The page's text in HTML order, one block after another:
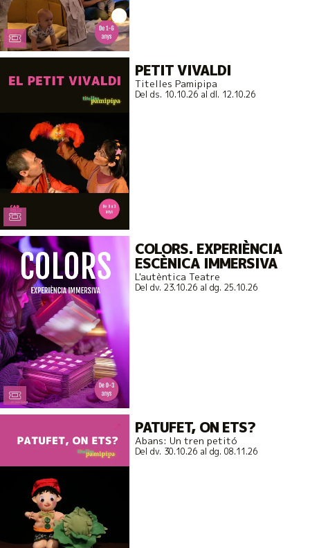
PETIT VIVALDI
Titelles Pamipipa
Del ds. 10.10.26al dl. 12.10.26
COLORS. EXPERIÈNCIA
ESCÈNICA IMMERSIVA
L'autèntica Teatre
Del dv. 23.10.26al dg. 25.10.26
PATUFET, ON ETS?
Abans: Un tren petitó
Del dv. 30.10.26al dg. 08.11.26